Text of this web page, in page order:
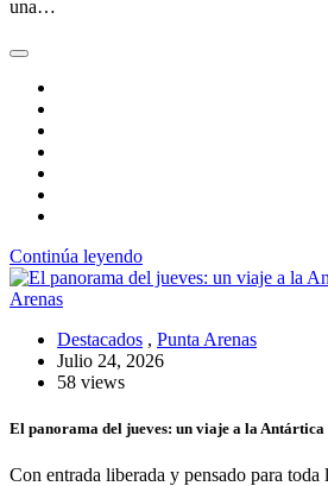
una…
Continúa leyendo
Destacados , Punta Arenas
Julio 24, 2026
58 views
El panorama del jueves: un viaje a la Antártica
Con entrada liberada y pensado para